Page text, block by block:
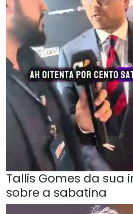
Tallis Gomes da sua
sobre a sabatina